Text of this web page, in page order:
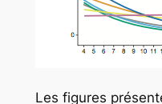
Les figures